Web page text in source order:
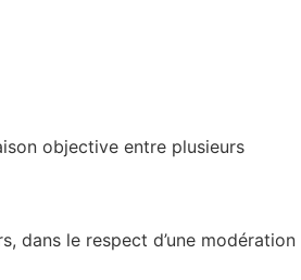
objective entre plusieurs
dans le respect d’une modération